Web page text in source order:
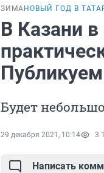
ЗИМА НОВЫЙ ГОД В
В Казани
Будет
29 декабря 2021, 10:14 3
Написать